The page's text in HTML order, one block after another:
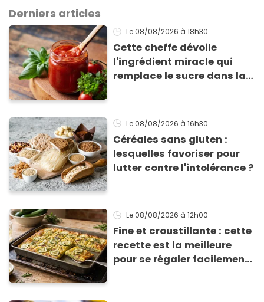
Derniers articles
Le 08/08/2026 à 18h30
Cette cheffe dévoile
l'ingrédient miracle qui
remplace le sucre dans la
Le 08/08/2026 à 16h30
Céréales sans gluten :
lesquelles favoriser pour
lutter contre l'intolérance ?
Le 08/08/2026 à 12h00
Fine et croustillante : cette
recette est la meilleure
pour se régaler facilement